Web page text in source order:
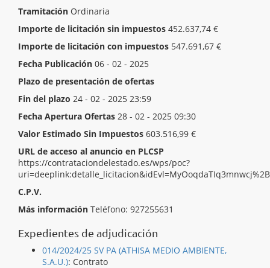
Tramitación Ordinaria
Importe de licitación sin impuestos 452.637,74 €
Importe de licitación con impuestos 547.691,67 €
Fecha Publicación 06 - 02 - 2025
Plazo de presentación de ofertas
Inicio del plazo 06 - 02 - 2025 10:00
Fin del plazo 24 - 02 - 2025 23:59
Fecha Apertura Ofertas 28 - 02 - 2025 09:30
Valor Estimado Sin Impuestos 603.516,99 €
URL de acceso al anuncio en PLCSP
https://contrataciondelestado.es/wps/poc?
C.P.V.
Más información Teléfono: 927255631
Expedientes de adjudicación
014/2024/25 SV PA (ATHISA MEDIO AMBIENTE,
S.A.U.): Contrato